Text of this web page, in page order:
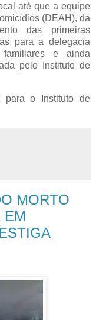
até que a equipe
(DEAH), da
das primeiras
para a delegacia
e ainda
pelo Instituto de
para o Instituto de
MORTO
EM